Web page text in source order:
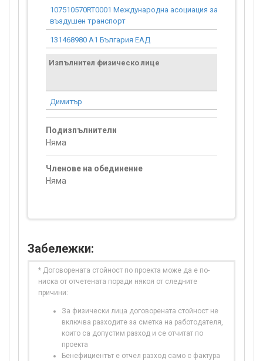
107510570RT0001 Международна асоциация за
въздушен транспорт
131468980 А1 България ЕАД
Изпълнител физическо лице
Димитър
Подизпълнители
Няма
Членове на обединение
Няма
Забележки:
* Договорената стойност по проекта може да е по-
ниска от отчетената поради някоя от следните
причини:
За физически лица договорената стойност не
включва разходите за сметка на работодателя,
които са допустим разход и се отчитат по
проекта
Бенефициентът е отчел разход само с фактура